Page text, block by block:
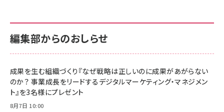
￥880
anan(アンアン)2026/06/24号 No.2500増刊
スペシャルエディション[王道エンタメの矜持／
￥1,100
anan(アンアン)2026/07/08号 No.2502[2026
サポート正規品 メーカー保証5年 KLMEA128G
NIMASO ガラスフィルム iPhone 17 用 保護フィ
すい ガイド枠付き いPhone17 (6.3インチ) 対応
2枚セット DSP25F1698
￥1,599
サポート正規品 メーカー保証5年 KLMEA128G
Amazon eギフトカード - Amazonロゴ - クラ
￥5,000
Anker PowerLine III Flow USB-C & USB-C
編集部からのおしらせ
成果を生む組織づくり『なぜ戦略は正しいのに成果があがらない
のか？ 事業成長をリードするデジタルマーケティング・マネジメン
ト』を3名様にプレゼント
8月7日 10:00